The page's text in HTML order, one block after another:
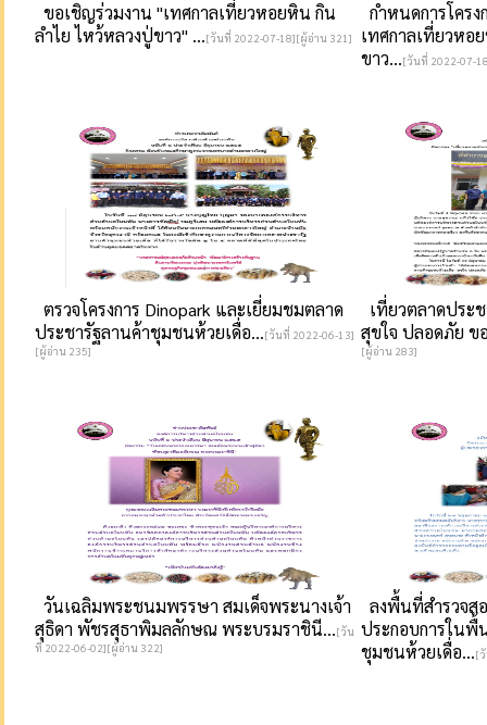
ขอเชิญร่วมงาน "เทศกาลเที่ยวหอยหิน กิน
ลำไย ไหว้หลวงปู่ขาว" ...[วันที่ 2022-07-18][ผู้อ่าน 321]
กำหนดการโคร
เทศกาลเที่ยวหอ
ขาว...[วันที่ 2022-07-
ตรวจโครงการ Dinopark และเยี่ยมชมตลาด
ประชารัฐลานค้าชุมชนห้วยเดื่อ...[วันที่ 2022-06-13]
[ผู้อ่าน 235]
เที่ยวตลาดประ
สุขใจ ปลอดภัย ข
[ผู้อ่าน 283]
วันเฉลิมพระชนมพรรษา สมเด็จพระนางเจ้า
สุธิดา พัชรสุธาพิมลลักษณ พระบรมราชินี...[วัน
ที่ 2022-06-02][ผู้อ่าน 322]
ลงพื้นที่สำรวจ
ประกอบการในพื้
ชุมชนห้วยเดื่อ...[